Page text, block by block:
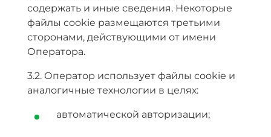
содержать и иные сведения. Некоторые
файлы cookie размещаются третьими
сторонами, действующими от имени
Оператора.
3.2. Оператор использует файлы cookie и
аналогичные технологии в целях:
автоматической авторизации;